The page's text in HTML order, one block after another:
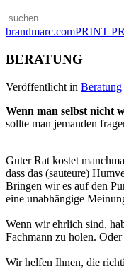
brandmarc.comPRINT
BERATUNG
Veröffentlicht in Beratung
Wenn man selbst nicht
sollte man jemanden
Guter Rat kostet
dass das (sauteure)
Bringen wir es auf den
eine unabhängige
Wenn wir ehrlich sind,
Fachmann zu holen.
Wir helfen Ihnen, die